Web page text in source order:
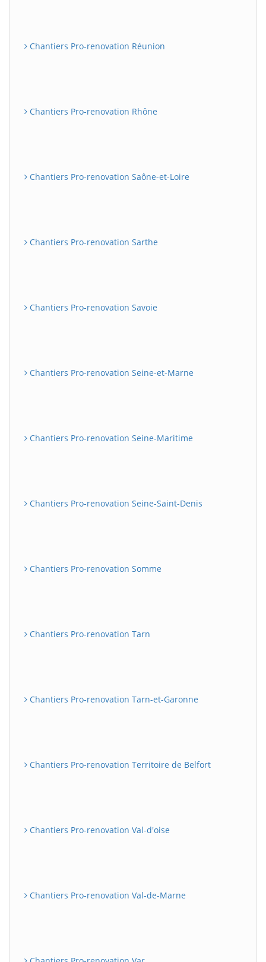
Chantiers Pro-renovation Réunion
Chantiers Pro-renovation Rhône
Chantiers Pro-renovation Saône-et-Loire
Chantiers Pro-renovation Sarthe
Chantiers Pro-renovation Savoie
Chantiers Pro-renovation Seine-et-Marne
Chantiers Pro-renovation Seine-Maritime
Chantiers Pro-renovation Seine-Saint-Denis
Chantiers Pro-renovation Somme
Chantiers Pro-renovation Tarn
Chantiers Pro-renovation Tarn-et-Garonne
Chantiers Pro-renovation Territoire de Belfort
Chantiers Pro-renovation Val-d'oise
Chantiers Pro-renovation Val-de-Marne